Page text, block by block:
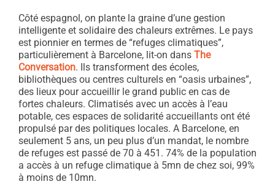
Côté espagnol, on plante la graine d’une gestion
intelligente et solidaire des chaleurs extrêmes. Le pays
est pionnier en termes de “refuges climatiques”,
particulièrement à Barcelone, lit-on dans The
Conversation. Ils transforment des écoles,
bibliothèques ou centres culturels en “oasis urbaines”,
des lieux pour accueillir le grand public en cas de
fortes chaleurs. Climatisés avec un accès à l’eau
potable, ces espaces de solidarité accueillants ont été
propulsé par des politiques locales. A Barcelone, en
seulement 5 ans, un peu plus d’un mandat, le nombre
de refuges est passé de 70 à 451. 74% de la population
a accès à un refuge climatique à 5mn de chez soi, 99%
à moins de 10mn.